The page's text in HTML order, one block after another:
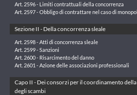
Art. 2596 - Limiti contrattuali della concorrenza
Art. 2597 - Obbligo di contrattare nel caso di
Sezione II - Della concorrenza sleale
Art. 2598 - Atti di concorrenza sleale
Art. 2599 - Sanzioni
Art. 2600 - Risarcimento del danno
Art. 2601 - Azione delle associazioni professionali
Capo II - Dei consorzi per il coordinamento
degli scambi